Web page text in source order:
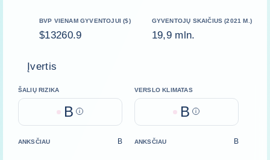
BVP VIENAM GYVENTOJUI ($)
$13260.9
GYVENTOJŲ SKAIČIUS (2021 M.)
19,9 mln.
Įvertis
ŠALIŲ RIZIKA
B Help
VERSLO KLIMATAS
B Help
ANKSČIAU B ANKSČIAU B